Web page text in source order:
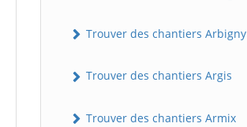
Trouver des chantiers Arbigny
Trouver des chantiers Argis
Trouver des chantiers Armix